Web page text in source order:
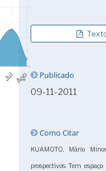
Publicado
09-11-2011
Como Citar
KUAMOTO, Mário
prospectivos. Tem